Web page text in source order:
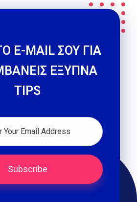
E-MAIL ΣΟΥ ΓΙΑ
ΕΞΥΠΝΑ
TIPS